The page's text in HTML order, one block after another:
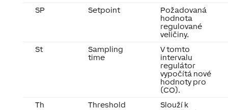
SP
Setpoint
Požadovaná
hodnota
regulované
veličiny.
St
Sampling
time
V tomto
intervalu
regulátor
vypočítá nové
hodnoty pro
(CO).
Th
Threshold
Slouží k